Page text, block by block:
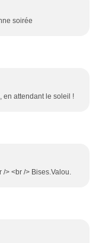
soirée
en attendant le soleil !
> <br /> Bises.Valou.